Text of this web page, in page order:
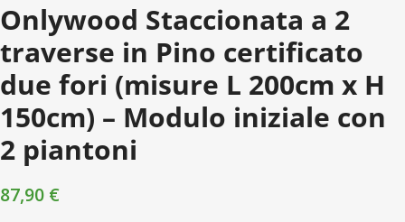
Onlywood Staccionata a 2
traverse in Pino certificato
due fori (misure L 200cm x H
150cm) – Modulo iniziale con
2 piantoni
87,90 €